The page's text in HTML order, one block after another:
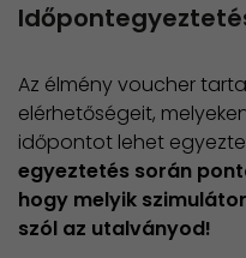
Az élmény voucher
elérhetőségeit,
időpontot lehet
egyeztetés során
hogy melyik
szól az utalványod!